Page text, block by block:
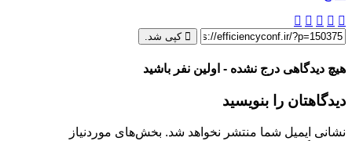
کپی شد.
هیچ دیدگاهی درج نشده - اولین نفر باشید
دیدگاهتان را بنویسید
نشانی ایمیل شما منتشر نخواهد شد. بخش‌های موردنیاز